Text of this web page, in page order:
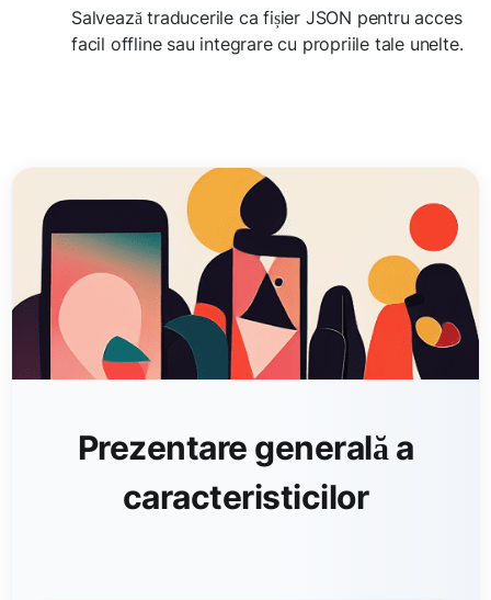
Salvează traducerile ca fișier JSON pentru acces
facil offline sau integrare cu propriile tale unelte.
Prezentare generală a
caracteristicilor